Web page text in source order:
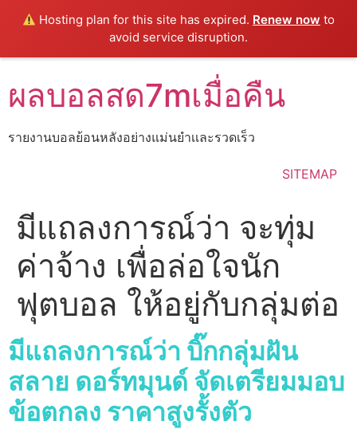
Hosting plan for this site has expired. Renew now to
avoid service disruption.
to
content
ผลบอลสด7mเมื่อคืน
รายงานบอลย้อนหลังอย่างแม่นยำเเละรวดเร็ว
SITEMAP
มีแถลงการณ์ว่า จะทุ่ม
ค่าจ้าง เพื่อล่อใจนัก
ฟุตบอล ให้อยู่กับกลุ่มต่อ
มีแถลงการณ์ว่า บิ๊กกลุ่มฝัน
สลาย ดอร์ทมุนด์ จัดเตรียมมอบ
ข้อตกลง ราคาสูงรั้งตัว